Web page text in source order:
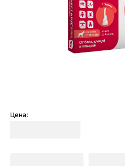
Цена: